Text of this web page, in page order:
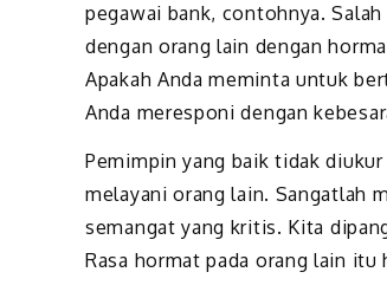
pegawai bank, contohnya.
dengan orang lain dengan
Apakah Anda meminta untuk
Anda meresponi dengan
Pemimpin yang baik tidak
melayani orang lain. Sangatlah
semangat yang kritis. Kita
Rasa hormat pada orang lain itu